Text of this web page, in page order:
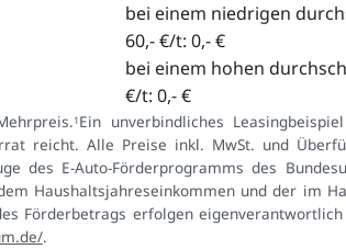
bei einem niedrigen
60,- €/t: 0,- €
bei einem hohen
€/t: 0,- €
1Ein unverbindliches
reicht. Alle Preise inkl. MwSt. und
des E-Auto-Förderprogramms des
Haushaltsjahreseinkommen und der im
Förderbetrags erfolgen
.